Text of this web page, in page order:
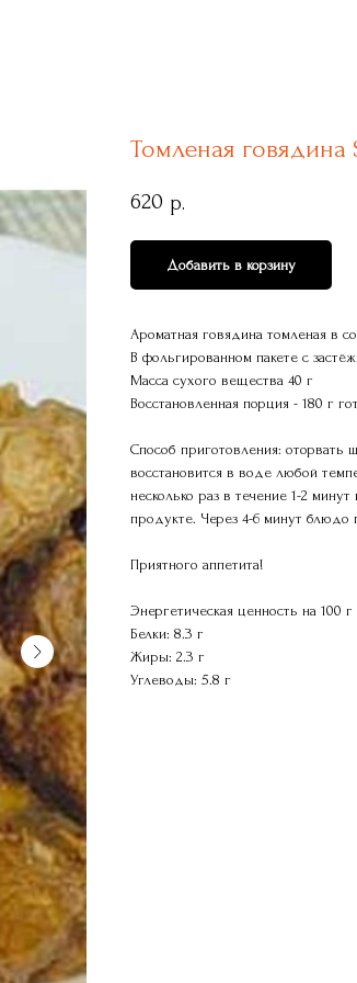
Томленая говядина
620 р.
Добавить в корзину
Ароматная говядина томленая в
В фольгированном пакете с
Масса сухого вещества 40 г
Восстановленная порция - 180 г
Способ приготовления: оторвать
восстановится в воде любой
несколько раз в течение 1-2
продукте. Через 4-6 минут блюдо
Приятного аппетита!
Энергетическая ценность на 100
Белки: 8.3 г
Жиры: 2.3 г
Углеводы: 5.8 г